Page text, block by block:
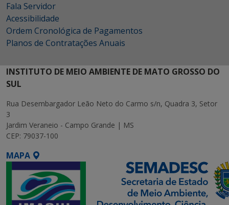
Fala Servidor
Acessibilidade
Ordem Cronológica de Pagamentos
Planos de Contratações Anuais
INSTITUTO DE MEIO AMBIENTE DE MATO GROSSO DO
SUL
Rua Desembargador Leão Neto do Carmo s/n, Quadra 3, Setor
3
Jardim Veraneio - Campo Grande | MS
CEP: 79037-100
MAPA